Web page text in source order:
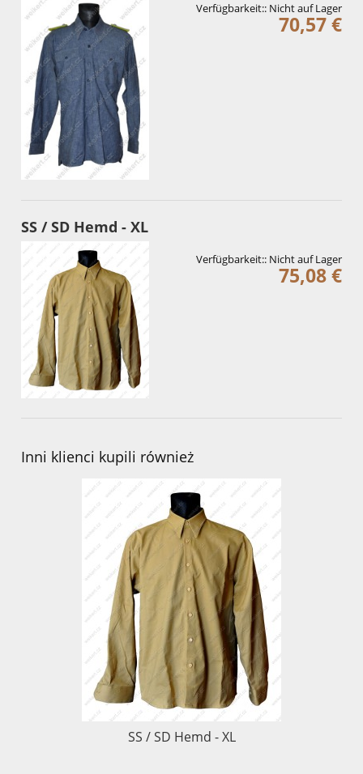
Verfügbarkeit:: Nicht auf Lager
70,57 €
SS / SD Hemd - XL
Verfügbarkeit:: Nicht auf Lager
75,08 €
Inni klienci kupili również
SS / SD Hemd - XL